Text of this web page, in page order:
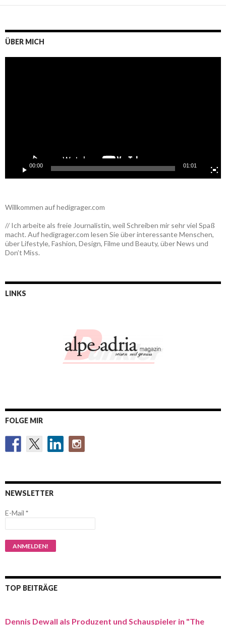
ÜBER MICH
00:00 01:01
Willkommen auf hedigrager.com
// Ich arbeite als freie Journalistin, weil Schreiben mir sehr viel Spaß
macht. Auf hedigrager.com lesen Sie über interessante Menschen,
über Lifestyle, Fashion, Design, Filme und Beauty, über News und
Don’t Miss.
LINKS
FOLGE MIR
NEWSLETTER
E-Mail *
TOP BEITRÄGE
Dennis Dewall als Produzent und Schauspieler in "The